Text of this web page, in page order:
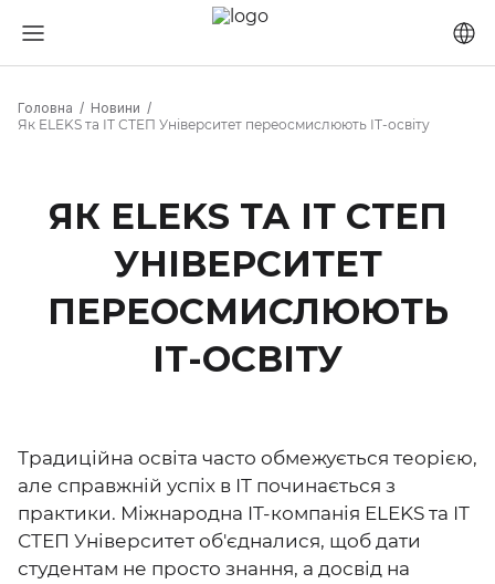
Головна
Новини
Як ELEKS та ІТ СТЕП Університет переосмислюють ІТ-освіту
ЯК ELEKS ТА ІТ СТЕП
УНІВЕРСИТЕТ
ПЕРЕОСМИСЛЮЮТЬ
ІТ-ОСВІТУ
Традиційна освіта часто обмежується теорією,
але справжній успіх в ІТ починається з
практики. Міжнародна IT-компанія ELEKS та ІТ
СТЕП Університет об'єдналися, щоб дати
студентам не просто знання, а досвід на